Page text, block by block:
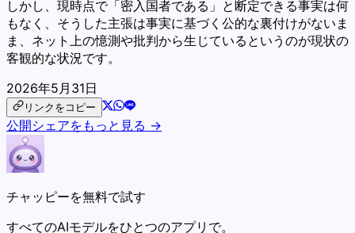
しかし、現時点で「密入国者である」と断定できる事実は何
もなく、そうした主張は事実に基づく公的な裏付けがないま
ま、ネット上の憶測や批判から生じているというのが現状の
客観的な状況です。
2026年5月31日
リンクをコピー
公開シェアをもっと見る →
チャッピーを無料で試す
すべてのAIモデルをひとつのアプリで。